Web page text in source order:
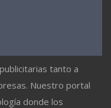
tanto a
Nuestro portal
donde los